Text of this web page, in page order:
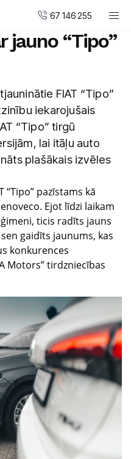
67 146 255
auto
jauno “Tipo”
FIAT “Tipo”
iekarojušais
“Tipo” tirgū
lai itāļu auto
plašākais izvēles
“Tipo” pazīstams kā
Ejot līdzi laikam
ticis radīts jauns
gaidīts jaunums, kas
konkurences
Motors” tirdzniecības